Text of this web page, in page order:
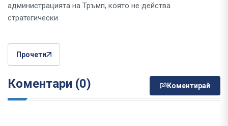
администрацията на Тръмп, която не действа
стратегически
Прочети
Коментари (0) Коментирай